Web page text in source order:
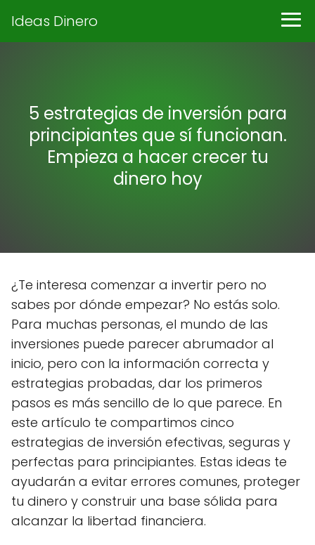
Ideas Dinero
5 estrategias de inversión para
principiantes que sí funcionan.
Empieza a hacer crecer tu
dinero hoy
¿Te interesa comenzar a invertir pero no
sabes por dónde empezar? No estás solo.
Para muchas personas, el mundo de las
inversiones puede parecer abrumador al
inicio, pero con la información correcta y
estrategias probadas, dar los primeros
pasos es más sencillo de lo que parece. En
este artículo te compartimos cinco
estrategias de inversión efectivas, seguras y
perfectas para principiantes. Estas ideas te
ayudarán a evitar errores comunes, proteger
tu dinero y construir una base sólida para
alcanzar la libertad financiera.